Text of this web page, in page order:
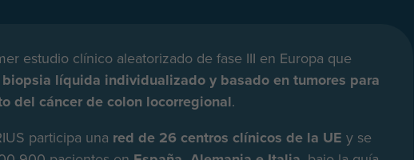
estudio clínico aleatorizado de fase III en Europa que
líquida individualizado y basado en tumores para
del cáncer de colon locorregional.
participa una red de 26 centros clínicos de la UE y se